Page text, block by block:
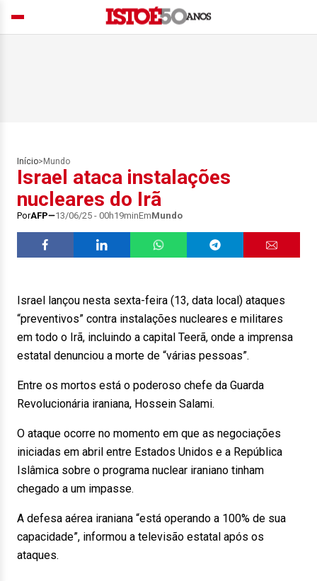
Início> Mundo
Israel ataca instalações
nucleares do Irã
PorAFP 13/06/25 - 00h19minEmMundo
Israel lançou nesta sexta-feira (13, data local) ataques
“preventivos” contra instalações nucleares e militares
em todo o Irã, incluindo a capital Teerã, onde a imprensa
estatal denunciou a morte de “várias pessoas”.
Entre os mortos está o poderoso chefe da Guarda
Revolucionária iraniana, Hossein Salami.
O ataque ocorre no momento em que as negociações
iniciadas em abril entre Estados Unidos e a República
Islâmica sobre o programa nuclear iraniano tinham
chegado a um impasse.
A defesa aérea iraniana “está operando a 100% de sua
capacidade”, informou a televisão estatal após os
ataques.